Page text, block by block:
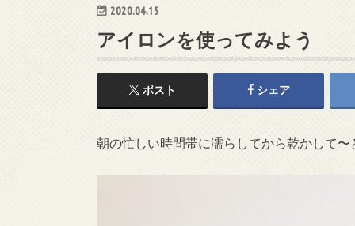
2020.04.15
アイロンを使ってみよう
ポスト シェア
朝の忙しい時間帯に濡らしてから乾かして